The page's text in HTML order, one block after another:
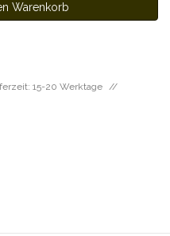
Warenkorb
15-20 Werktage